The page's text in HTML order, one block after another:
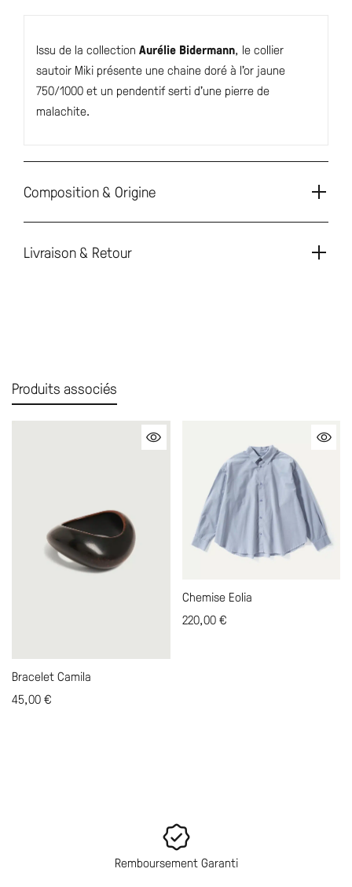
Issu de la collection Aurélie Bidermann, le collier
sautoir Miki présente une chaine doré à l’or jaune
750/1000 et un pendentif serti d’une pierre de
malachite.
Composition & Origine
Livraison & Retour
Produits associés
Bracelet Camila
45,00€
Chemise Eolia
220,00€
Remboursement Garanti